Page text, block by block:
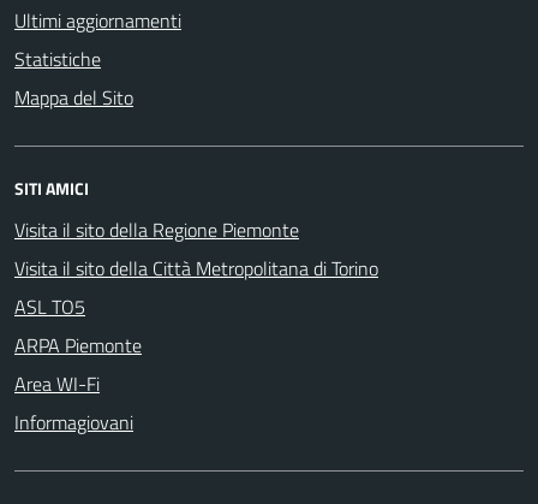
Ultimi aggiornamenti
Statistiche
Mappa del Sito
SITI AMICI
Visita il sito della Regione Piemonte
Visita il sito della Città Metropolitana di Torino
ASL TO5
ARPA Piemonte
Area WI-Fi
Informagiovani